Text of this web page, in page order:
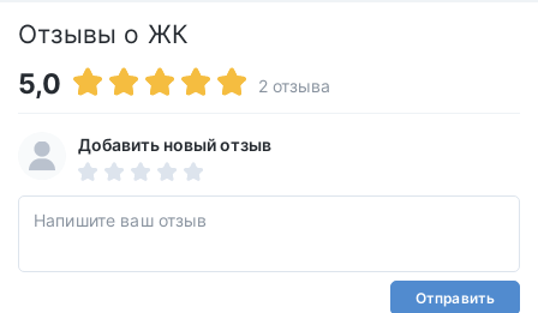
Отзывы о ЖК
5,0 2 отзыва
Добавить новый отзыв
Отправить